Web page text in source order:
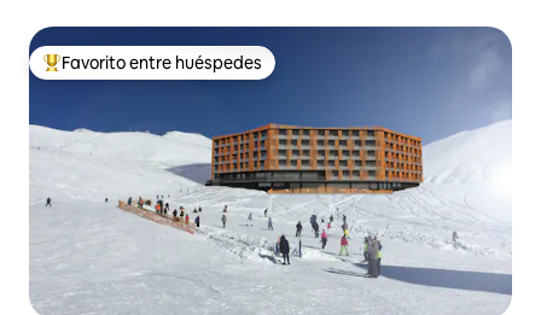
De los mejores en Favorito entre huéspedes
Favorito entre huéspedes